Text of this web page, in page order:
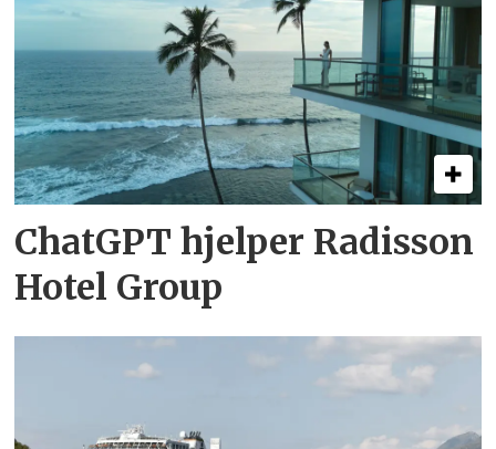
ChatGPT hjelper Radisson
Hotel Group